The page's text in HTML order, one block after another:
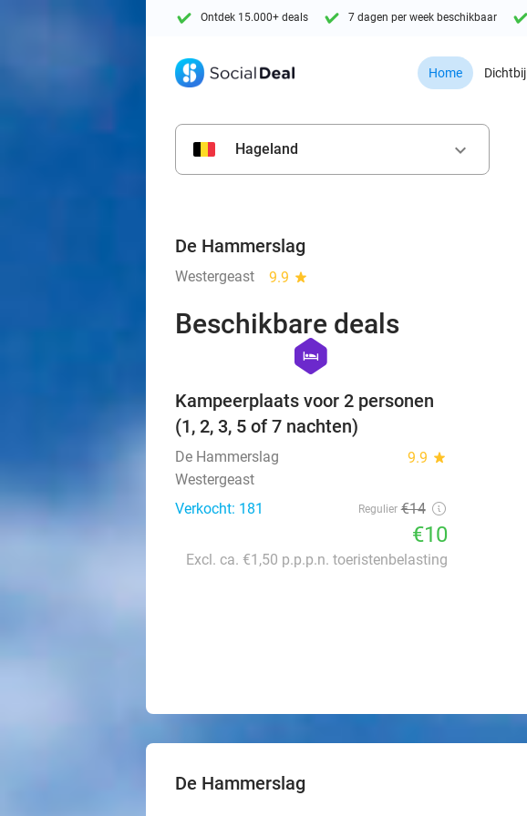
Ontdek 15.000+ deals 7 dagen per week beschikbaar
Home Dichtbij
Hageland keyboard_arrow_down
De Hammerslag
Westergeast 9.9 star
Beschikbare deals
hexagon
hotel
Kampeerplaats voor 2 personen
(1, 2, 3, 5 of 7 nachten)
De Hammerslag 9.9 star
Westergeast
Verkocht: 181
Regulier €14
€10
Excl. ca. €1,50 p.p.p.n. toeristenbelasting
De Hammerslag